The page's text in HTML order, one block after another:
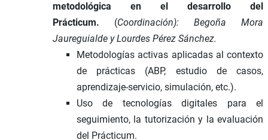
metodológica en el desarrollo del
Prácticum. (Coordinación): Begoña Mora
Jaureguialde y Lourdes Pérez Sánchez.
Metodologías activas aplicadas al contexto
de prácticas (ABP, estudio de casos,
aprendizaje-servicio, simulación, etc.).
Uso de tecnologías digitales para el
seguimiento, la tutorización y la evaluación
del Prácticum.